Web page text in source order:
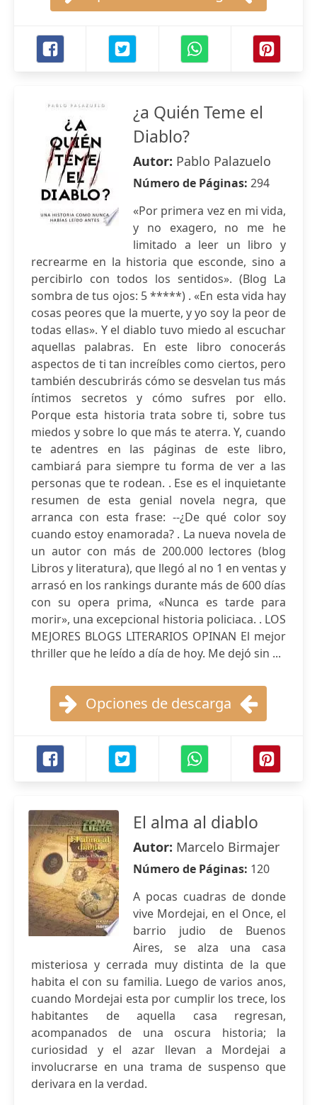
¿a Quién Teme el
Diablo?
Autor: Pablo Palazuelo
Número de Páginas: 294
«Por primera vez en mi vida,
y no exagero, no me he
limitado a leer un libro y
recrearme en la historia que esconde, sino a
percibirlo con todos los sentidos». (Blog La
sombra de tus ojos: 5 *****) . «En esta vida hay
cosas peores que la muerte, y yo soy la peor de
todas ellas». Y el diablo tuvo miedo al escuchar
aquellas palabras. En este libro conocerás
aspectos de ti tan increíbles como ciertos, pero
también descubrirás cómo se desvelan tus más
íntimos secretos y cómo sufres por ello.
Porque esta historia trata sobre ti, sobre tus
miedos y sobre lo que más te aterra. Y, cuando
te adentres en las páginas de este libro,
cambiará para siempre tu forma de ver a las
personas que te rodean. . Ese es el inquietante
resumen de esta genial novela negra, que
arranca con esta frase: --¿De qué color soy
cuando estoy enamorada? . La nueva novela de
un autor con más de 200.000 lectores (blog
Libros y literatura), que llegó al no 1 en ventas y
arrasó en los rankings durante más de 600 días
con su opera prima, «Nunca es tarde para
morir», una excepcional historia policiaca. . LOS
MEJORES BLOGS LITERARIOS OPINAN El mejor
thriller que he leído a día de hoy. Me dejó sin ...
Opciones de descarga
El alma al diablo
Autor: Marcelo Birmajer
Número de Páginas: 120
A pocas cuadras de donde
vive Mordejai, en el Once, el
barrio judio de Buenos
Aires, se alza una casa
misteriosa y cerrada muy distinta de la que
habita el con su familia. Luego de varios anos,
cuando Mordejai esta por cumplir los trece, los
habitantes de aquella casa regresan,
acompanados de una oscura historia; la
curiosidad y el azar llevan a Mordejai a
involucrarse en una trama de suspenso que
derivara en la verdad.